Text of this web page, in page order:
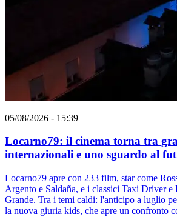
05/08/2026 - 15:39
Locarno79: il cinema torna tra
internazionali e uno sguardo al
Locarno79 apre con 233 film, star come
Argento e Saldaña, e i classici Taxi Driver
Grande. Tra i temi caldi: l'anticipo a luglio
la nuova giuria kids, che apre un confronto